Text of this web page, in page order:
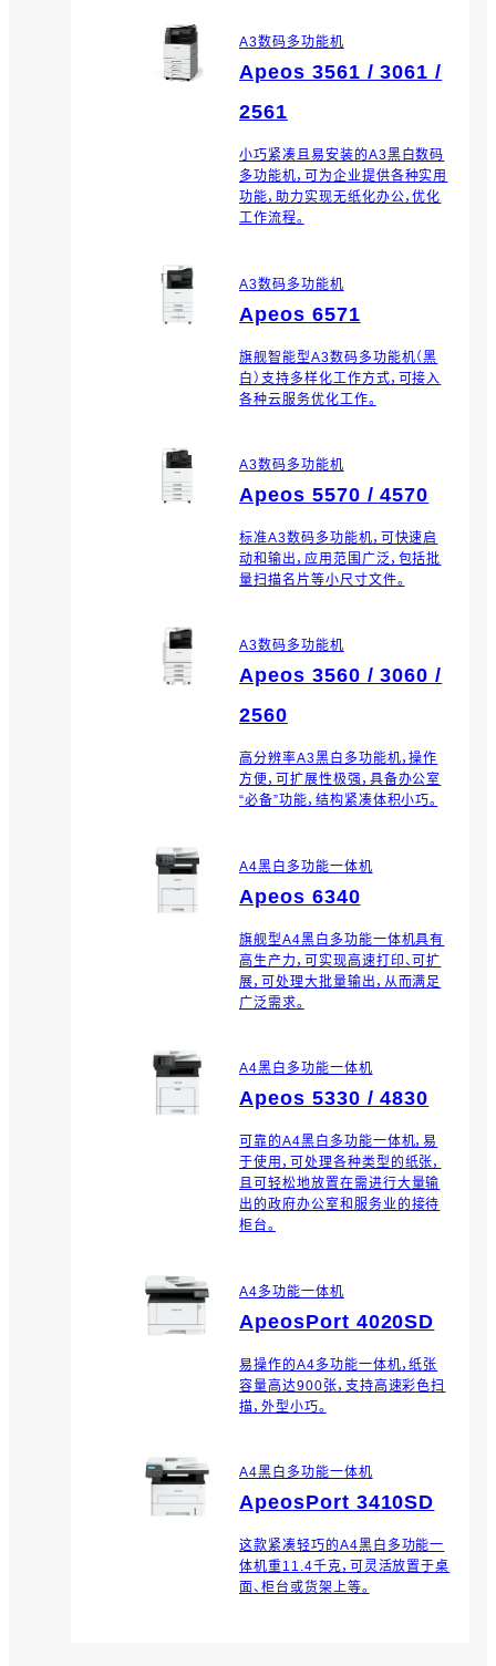
A3数码多功能机
Apeos 3561 / 3061 /
2561
小巧紧凑且易安装的A3黑白数码
多功能机，可为企业提供各种实用
功能，助力实现无纸化办公，优化
工作流程。
A3数码多功能机
Apeos 6571
旗舰智能型A3数码多功能机（黑
白）支持多样化工作方式，可接入
各种云服务优化工作。
A3数码多功能机
Apeos 5570 / 4570
标准A3数码多功能机，可快速启
动和输出，应用范围广泛，包括批
量扫描名片等小尺寸文件。
A3数码多功能机
Apeos 3560 / 3060 /
2560
高分辨率A3黑白多功能机，操作
方便，可扩展性极强，具备办公室
“必备”功能，结构紧凑体积小巧。
A4黑白多功能一体机
Apeos 6340
旗舰型A4黑白多功能一体机具有
高生产力，可实现高速打印、可扩
展，可处理大批量输出，从而满足
广泛需求。
A4黑白多功能一体机
Apeos 5330 / 4830
可靠的A4黑白多功能一体机，易
于使用，可处理各种类型的纸张，
且可轻松地放置在需进行大量输
出的政府办公室和服务业的接待
柜台。
A4多功能一体机
ApeosPort 4020SD
易操作的A4多功能一体机，纸张
容量高达900张，支持高速彩色扫
描，外型小巧。
A4黑白多功能一体机
ApeosPort 3410SD
这款紧凑轻巧的A4黑白多功能一
体机重11.4千克，可灵活放置于桌
面、柜台或货架上等。